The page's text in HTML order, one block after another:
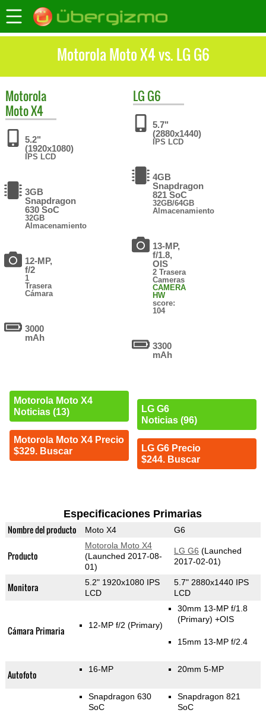
Motorola Moto X4 vs. LG G6
Motorola
Moto X4
5.2"
(1920x1080)
IPS LCD
3GB
Snapdragon
630 SoC
32GB
Almacenamiento
12-MP,
f/2
1
Trasera
Cámara
3000
mAh
Motorola Moto X4
Noticias (13)
Motorola Moto X4 Precio
$329. Buscar
LG G6
5.7"
(2880x1440)
IPS LCD
4GB
Snapdragon
821 SoC
32GB/64GB
Almacenamiento
13-MP,
f/1.8,
OIS
2 Trasera
Cameras
CAMERA
HW
score:
104
3300
mAh
LG G6
Noticias (96)
LG G6 Precio
$244. Buscar
Especificaciones Primarias
Nombre del producto Moto X4 G6
Producto
Motorola Moto X4
(Launched 2017-08-
01)
LG G6 (Launched
2017-02-01)
Monitora
5.2" 1920x1080 IPS
LCD
5.7" 2880x1440 IPS
LCD
Cámara Primaria 12-MP f/2 (Primary)
30mm 13-MP f/1.8
(Primary) +OIS
15mm 13-MP f/2.4
Autofoto 16-MP 20mm 5-MP
Snapdragon 630
SoC
Snapdragon 821
SoC